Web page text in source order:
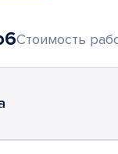
Стоимость